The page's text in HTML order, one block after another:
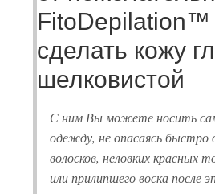
FitoDepilation™
сделать кожу
шелковистой
С ним Вы можете носить
одежду, не опасаясь
волосков, неловких красных
или прилипшего воска после